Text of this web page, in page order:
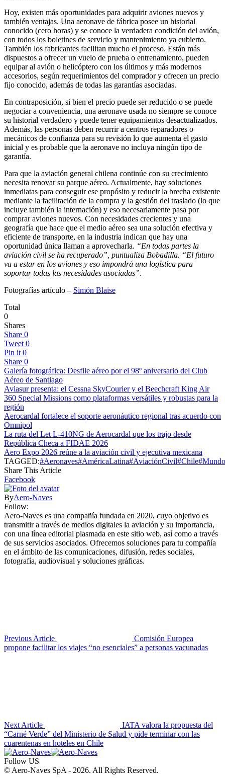
Hoy, existen más oportunidades para adquirir aviones nuevos y
también ventajas. Una aeronave de fábrica posee un historial
conocido (cero horas) y se conoce la verdadera condición del avión,
con todos los boletines de servicio y mantenimiento ya cubierto.
También los fabricantes facilitan mucho el proceso. Están más
dispuestos a ofrecer un vuelo de prueba o entrenamiento, pueden
equipar al avión o helicóptero con los últimos y más modernos
accesorios, según requerimientos del comprador y ofrecen un precio
fijo conocido, además de todas las garantías asociadas.
En contraposición, si bien el precio puede ser reducido o se puede
negociar a conveniencia, una aeronave usada no siempre se conoce
su historial verdadero y puede tener equipamientos desactualizados.
Además, las personas deben recurrir a centros reparadores o
mecánicos de confianza para su revisión lo que aumenta el gasto
inicial y es probable que la aeronave no incluya ningún tipo de
garantía.
Para que la aviación general chilena continúe con su crecimiento
necesita renovar su parque aéreo. Actualmente, hay soluciones
inmediatas para conseguir ese propósito y reducir la brecha existente
mediante la facilitación de la compra y la gestión del traslado (lo que
incluye también la internación) y eso necesariamente pasa por
comprar aviones nuevos. Con necesidades crecientes y una
geografía que hace que el medio aéreo sea una solución efectiva y
eficiente de transporte, en la industria indican que hay una
oportunidad única llaman a aprovecharla. “En todas partes la
aviación civil se ha recuperado”, puntualiza Bobadilla. “El futuro
va a estar en los aviones y eso impondrá una logística para
soportar todas las necesidades asociadas”.
Fotografías artículo – Simón Blaise
Total
0
Shares
Share 0
Tweet 0
Pin it 0
Share 0
Galería fotográfica: Desfile aéreo por el 98º aniversario del Club
Aéreo de Santiago
Aviasur presenta: el Cessna SkyCourier y el Beechcraft King Air
360 Special Missions como plataformas versátiles y robustas para la
región
Aerocardal fortalece el soporte aeronáutico regional tras acuerdo con
Omnipol
La ruta del Let L-410NG de Aerocardal que los trajo desde
República Checa a FIDAE 2026
Aero Expo 2026 reúne a la aviación civil y ejecutiva mexicana
TAGGED:#Aeronaves#AméricaLatina#AviaciónCivil#Chile
Share This Article
Facebook
ByAero-Naves
Follow:
Aero-Naves es una compañía fundada en 2020, cuyo objetivo es
transmitir a través de medios digitales la aviación y su importancia,
con una línea editorial plasmada en este sitio web, así como a través
de sus servicios asociados. Ofrecemos soluciones para tu compañía
en el ámbito de las comunicaciones, difusión, redes sociales,
fotografía, audiovisual y soluciones gráficas.
Previous Article
Comisión Europea
propone facilitar los viajes “no esenciales” a personas vacunadas
Next Article
IATA valora la propuesta del
“Carné Verde” del Ministerio de Salud y pide terminar con las
cuarentenas en hoteles en Chile
Follow US
© Aero-Naves SpA - 2026. All Rights Reserved.